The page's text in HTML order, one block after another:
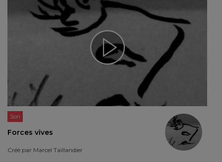
Son
Forces vives
Créé par Marcel Taillandier